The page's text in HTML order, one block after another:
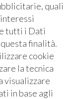
quali
tutti i Dati
finalità.
cookie
la tecnica
visualizzare
in base agli